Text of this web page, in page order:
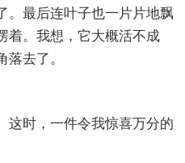
。最后连叶子也一片片地飘
着。我想，它大概活不成
去了。
这时，一件令我惊喜万分的